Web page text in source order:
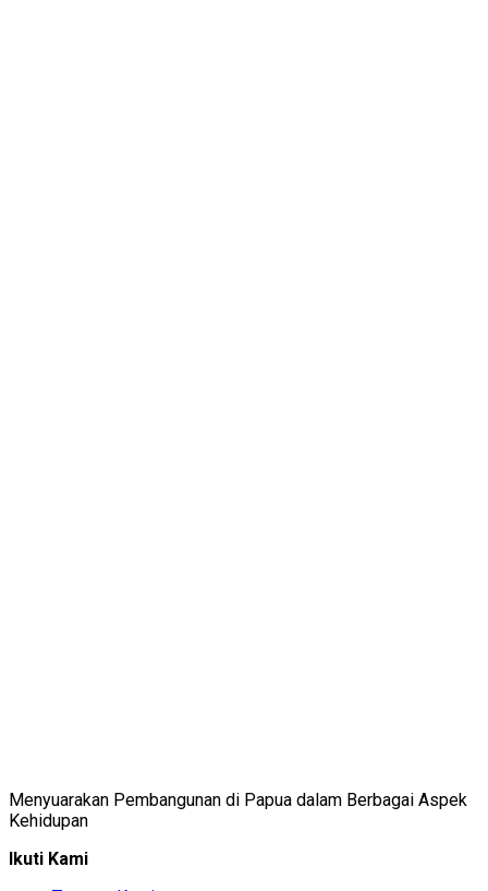
Menyuarakan Pembangunan di Papua dalam Berbagai Aspek
Kehidupan
Ikuti Kami